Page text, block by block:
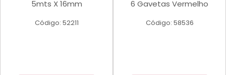
5mts X 16mm
Código: 52211
6 Gavetas Vermelho
Código: 58536